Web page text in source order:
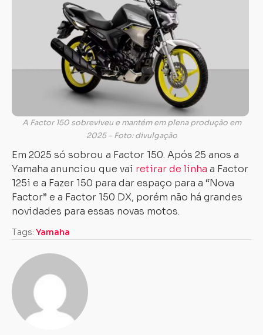
A Factor 150 sobreviveu e mantém em plena produção em
2025 – Foto: divulgação
Em 2025 só sobrou a Factor 150. Após 25 anos a
Yamaha anunciou que vai retirar de linha a Factor
125i e a Fazer 150 para dar espaço para a “Nova
Factor” e a Factor 150 DX, porém não há grandes
novidades para essas novas motos.
Tags: Yamaha